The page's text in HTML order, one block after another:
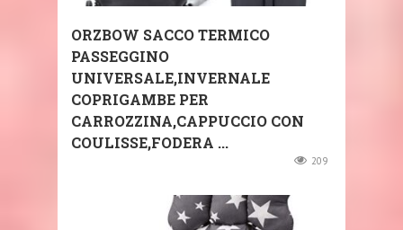
ORZBOW SACCO TERMICO
PASSEGGINO
UNIVERSALE,INVERNALE
COPRIGAMBE PER
CARROZZINA,CAPPUCCIO CON
COULISSE,FODERA ...
209